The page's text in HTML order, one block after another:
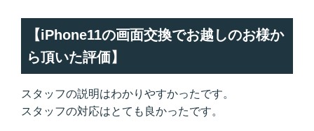
【iPhone11の画面交換でお越しのお様か
ら頂いた評価】
スタッフの説明はわかりやすかったです。
スタッフの対応はとても良かったです。